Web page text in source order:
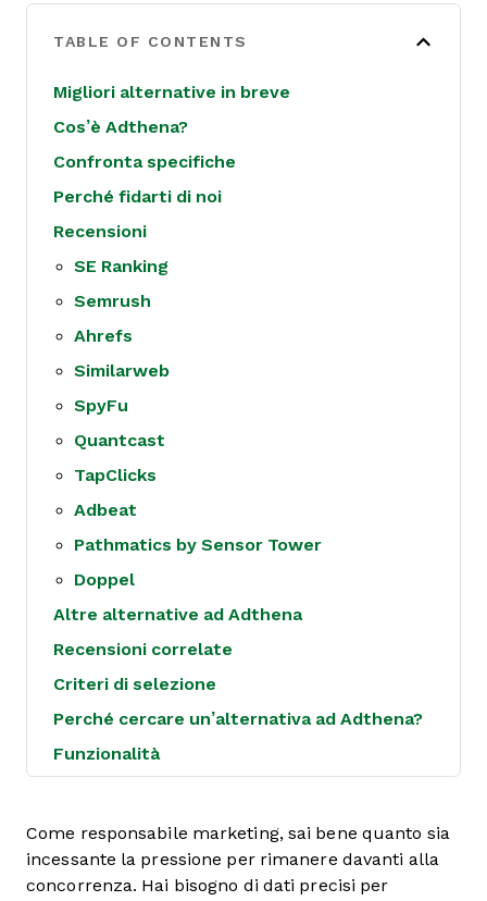
TABLE OF CONTENTS
Migliori alternative in breve
Cos’è Adthena?
Confronta specifiche
Perché fidarti di noi
Recensioni
SE Ranking
Semrush
Ahrefs
Similarweb
SpyFu
Quantcast
TapClicks
Adbeat
Pathmatics by Sensor Tower
Doppel
Altre alternative ad Adthena
Recensioni correlate
Criteri di selezione
Perché cercare un’alternativa ad Adthena?
Funzionalità
Come responsabile marketing, sai bene quanto sia
incessante la pressione per rimanere davanti alla
concorrenza. Hai bisogno di dati precisi per